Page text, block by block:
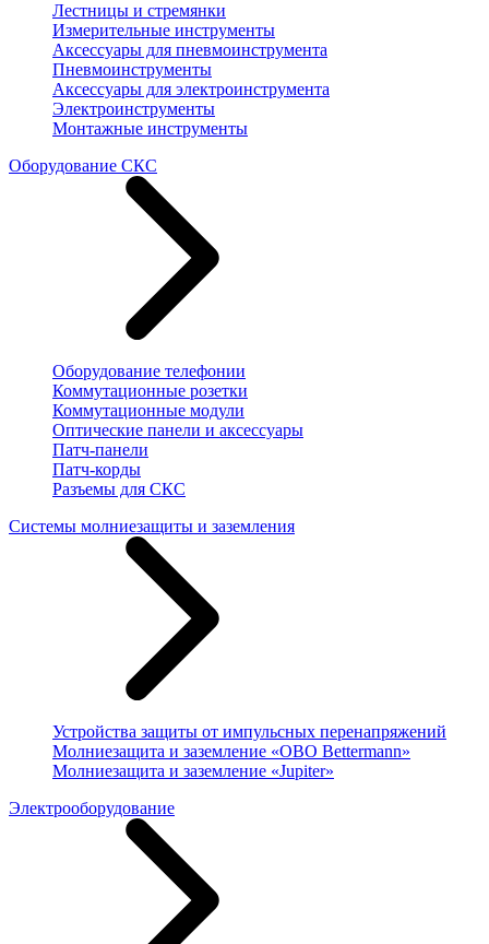
Лестницы и стремянки
Измерительные инструменты
Аксессуары для пневмоинструмента
Пневмоинструменты
Аксессуары для электроинструмента
Электроинструменты
Монтажные инструменты
Оборудование СКС
Оборудование телефонии
Коммутационные розетки
Коммутационные модули
Оптические панели и аксессуары
Патч-панели
Патч-корды
Разъемы для СКС
Системы молниезащиты и заземления
Устройства защиты от импульсных перенапряжений
Молниезащита и заземление «OBO Bettermann»
Молниезащита и заземление «Jupiter»
Электрооборудование